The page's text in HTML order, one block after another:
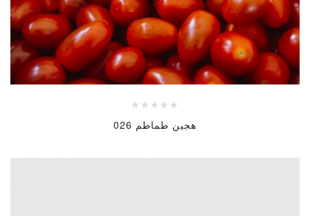
هجين طماطم 026